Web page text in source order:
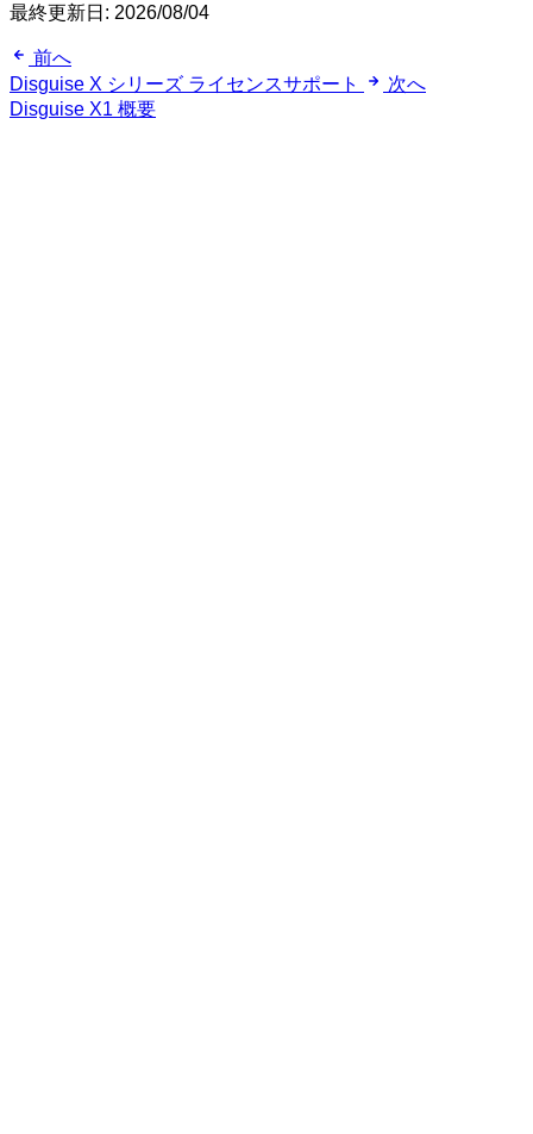
最終更新日: 2026/08/04
前へ
Disguise X シリーズ ライセンスサポート
次へ
Disguise X1 概要